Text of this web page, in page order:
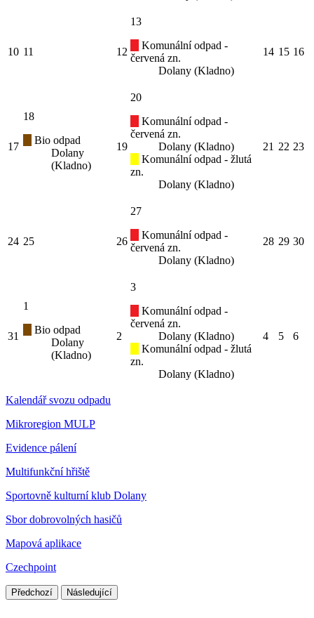
10 11 12
13
Komunální odpad -
červená zn.
Dolany (Kladno)
14 15 16
17
18
Bio odpad
Dolany
(Kladno)
19
20
Komunální odpad -
červená zn.
Dolany (Kladno)
Komunální odpad - žlutá
zn.
Dolany (Kladno)
21 22 23
24 25 26
27
Komunální odpad -
červená zn.
Dolany (Kladno)
28 29 30
31
1
Bio odpad
Dolany
(Kladno)
2
3
Komunální odpad -
červená zn.
Dolany (Kladno)
Komunální odpad - žlutá
zn.
Dolany (Kladno)
4 5 6
Kalendář svozu odpadu
Mikroregion MULP
Evidence pálení
Multifunkční hřiště
Sportovně kulturní klub Dolany
Sbor dobrovolných hasičů
Mapová aplikace
Czechpoint
Předchozí Následující